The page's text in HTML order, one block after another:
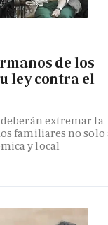
de los
ley contra el
extremar la
familiares no solo
y local